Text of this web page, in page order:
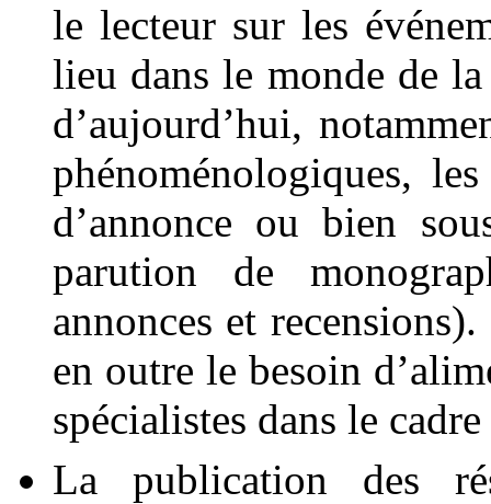
le lecteur sur les
lieu dans le monde de
d’aujourd’hui,
phénoménologiques,
d’annonce ou bien
parution de
annonces et
en outre le besoin
spécialistes dans le
La publication des